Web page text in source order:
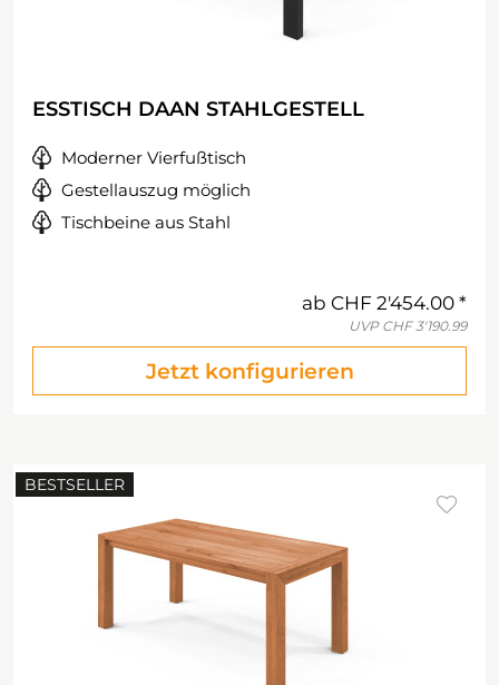
ESSTISCH DAAN STAHLGESTELL
Moderner Vierfußtisch
Gestellauszug möglich
Tischbeine aus Stahl
ab CHF 2'454.00
UVP CHF 3'190.99
Jetzt konfigurieren
BESTSELLER